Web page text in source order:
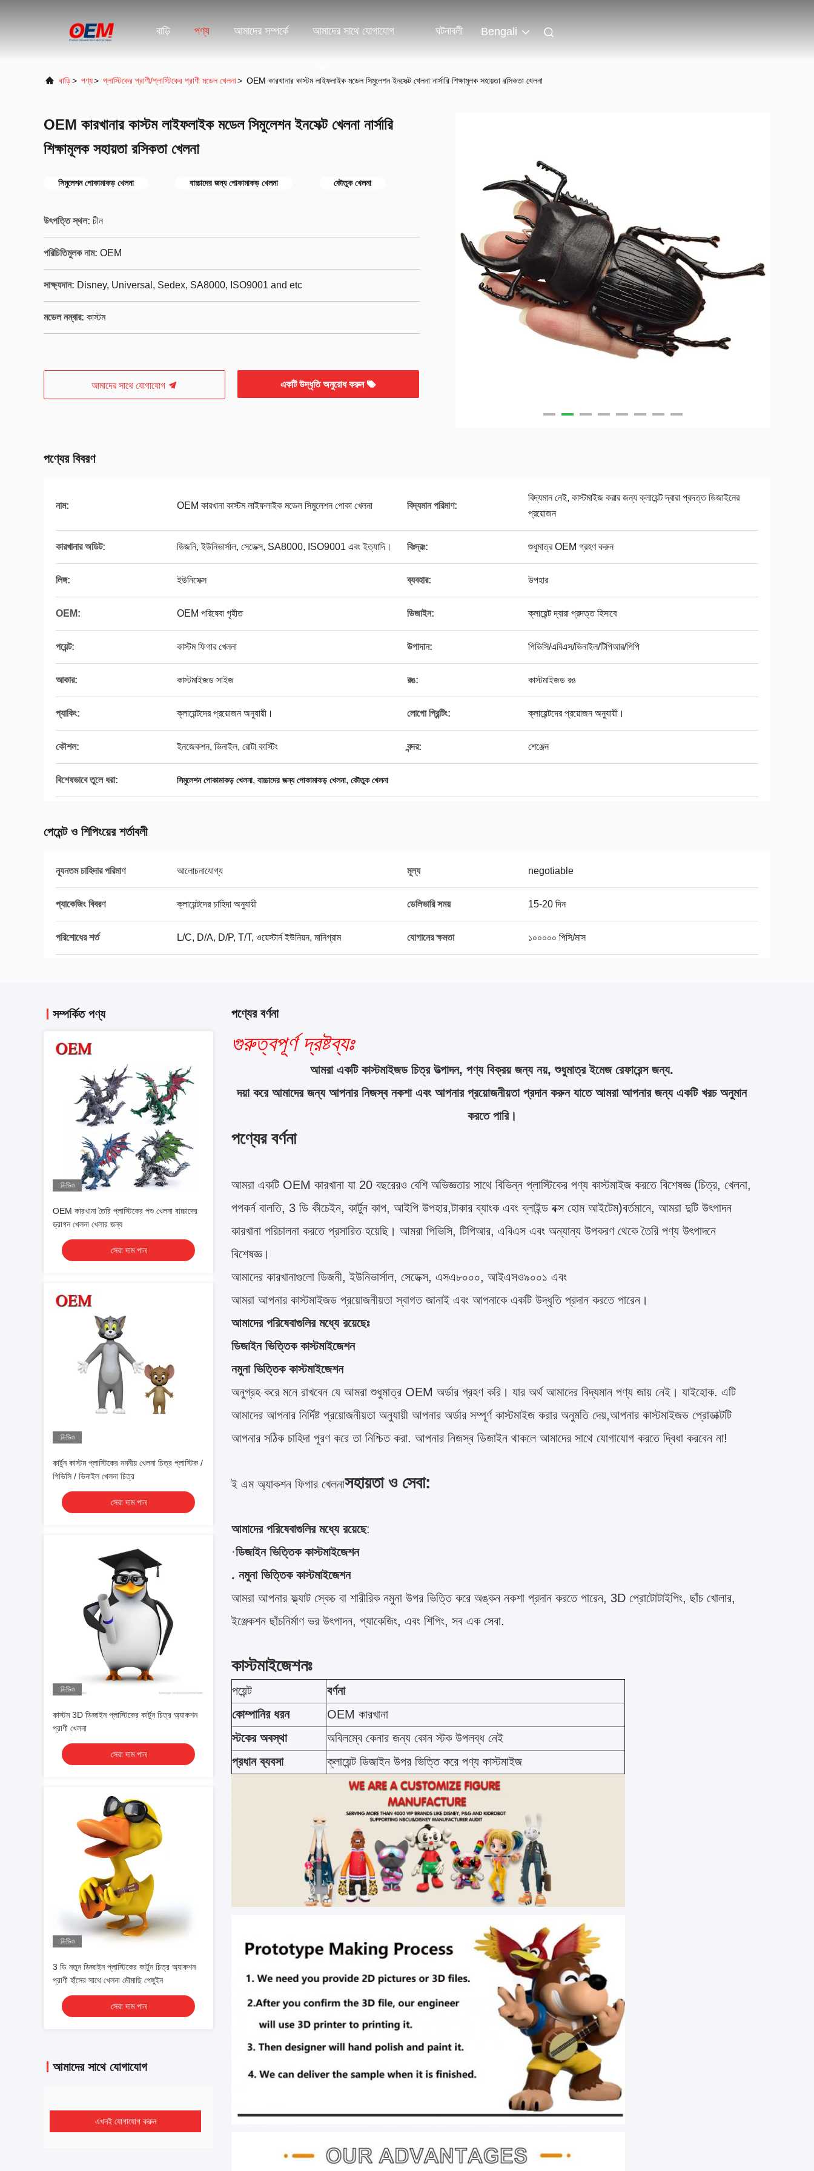
বাড়ি পণ্য আমাদের সম্পর্কে আমাদের সাথে যোগাযোগ ঘটনাবলী Bengali
বাড়ি> পণ্য> প্লাস্টিকের প্রাণী/প্লাস্টিকের প্রাণী মডেল খেলনা> OEM কারখানার কাস্টম লাইফলাইক মডেল সিমুলেশন ইনসেক্ট খেলনা নার্সারি শিক্ষামূলক সহায়তা রসিকতা খেলনা
OEM কারখানার কাস্টম লাইফলাইক মডেল সিমুলেশন ইনসেক্ট খেলনা নার্সারি
শিক্ষামূলক সহায়তা রসিকতা খেলনা
সিমুলেশন পোকামাকড় খেলনা বাচ্চাদের জন্য পোকামাকড় খেলনা কৌতুক খেলনা
উৎপত্তি স্থল: চীন
পরিচিতিমুলক নাম: OEM
সাক্ষ্যদান: Disney, Universal, Sedex, SA8000, ISO9001 and etc
মডেল নম্বার: কাস্টম
আমাদের সাথে যোগাযোগ একটি উদ্ধৃতি অনুরোধ করুন
পণ্যের বিবরণ
নাম: OEM কারখানা কাস্টম লাইফলাইক মডেল সিমুলেশন পোকা খেলনা বিদ্যমান পরিমাণ:
বিদ্যমান নেই, কাস্টমাইজ করার জন্য ক্লায়েন্ট দ্বারা প্রদত্ত ডিজাইনের
প্রয়োজন
কারখানার অডিট: ডিজনি, ইউনিভার্সাল, সেডেক্স, SA8000, ISO9001 এবং ইত্যাদি। বিঃদ্রঃ: শুধুমাত্র OEM গ্রহণ করুন
লিঙ্গ: ইউনিসেক্স ব্যবহার: উপহার
OEM: OEM পরিষেবা গৃহীত ডিজাইন: ক্লায়েন্ট দ্বারা প্রদত্ত হিসাবে
পয়েন্ট: কাস্টম ফিগার খেলনা উপাদান: পিভিসি/এবিএস/ভিনাইল/টিপিআর/পিপি
আকার: কাস্টমাইজড সাইজ রঙ: কাস্টমাইজড রঙ
প্যাকিং: ক্লায়েন্টদের প্রয়োজন অনুযায়ী। লোগো প্রিন্টিং: ক্লায়েন্টদের প্রয়োজন অনুযায়ী।
কৌশল: ইনজেকশন, ভিনাইল, রোটা কাস্টিং বন্দর: শেঞ্জেন
বিশেষভাবে তুলে ধরা: সিমুলেশন পোকামাকড় খেলনা, বাচ্চাদের জন্য পোকামাকড় খেলনা, কৌতুক খেলনা
পেমেন্ট ও শিপিংয়ের শর্তাবলী
ন্যূনতম চাহিদার পরিমাণ আলোচনাযোগ্য মূল্য negotiable
প্যাকেজিং বিবরণ ক্লায়েন্টদের চাহিদা অনুযায়ী ডেলিভারি সময় 15-20 দিন
পরিশোধের শর্ত L/C, D/A, D/P, T/T, ওয়েস্টার্ন ইউনিয়ন, মানিগ্রাম যোগানের ক্ষমতা ১০০০০০ পিসি/মাস
সম্পর্কিত পণ্য
ভিডিও
OEM কারখানা তৈরি প্লাস্টিকের পশু খেলনা বাচ্চাদের
ড্রাগন খেলনা খেলার জন্য
সেরা দাম পান
ভিডিও
কার্টুন কাস্টম প্লাস্টিকের নমনীয় খেলনা চিত্র প্লাস্টিক /
পিভিসি / ভিনাইল খেলনা চিত্র
সেরা দাম পান
ভিডিও
কাস্টম 3D ডিজাইন প্লাস্টিকের কার্টুন চিত্র অ্যাকশন
প্রাণী খেলনা
সেরা দাম পান
ভিডিও
3 ডি নতুন ডিজাইন প্লাস্টিকের কার্টুন চিত্র অ্যাকশন
প্রাণী হাঁসের সাথে খেলনা মৌমাছি পেঙ্গুইন
সেরা দাম পান
আমাদের সাথে যোগাযোগ
এখনই যোগাযোগ করুন
পণ্যের বর্ণনা
গুরুত্বপূর্ণ দ্রষ্টব্যঃ
আমরা একটি কাস্টমাইজড চিত্র উত্পাদন, পণ্য বিক্রয় জন্য নয়, শুধুমাত্র ইমেজ রেফারেন্স জন্য.
দয়া করে আমাদের জন্য আপনার নিজস্ব নকশা এবং আপনার প্রয়োজনীয়তা প্রদান করুন যাতে আমরা আপনার জন্য একটি খরচ অনুমান
করতে পারি।
পণ্যের বর্ণনা
আমরা একটি OEM কারখানা যা 20 বছরেরও বেশি অভিজ্ঞতার সাথে বিভিন্ন প্লাস্টিকের পণ্য কাস্টমাইজ করতে বিশেষজ্ঞ (চিত্র, খেলনা,
পপকর্ন বালতি, 3 ডি কীচেইন, কার্টুন কাপ, আইপি উপহার,টাকার ব্যাংক এবং ব্লাইন্ড বক্স হোম আইটেম)বর্তমানে, আমরা দুটি উৎপাদন
কারখানা পরিচালনা করতে প্রসারিত হয়েছি। আমরা পিভিসি, টিপিআর, এবিএস এবং অন্যান্য উপকরণ থেকে তৈরি পণ্য উৎপাদনে
বিশেষজ্ঞ।
আমাদের কারখানাগুলো ডিজনী, ইউনিভার্সাল, সেডেক্স, এসএ৮০০০, আইএসও৯০০১ এবং
আমরা আপনার কাস্টমাইজড প্রয়োজনীয়তা স্বাগত জানাই এবং আপনাকে একটি উদ্ধৃতি প্রদান করতে পারেন।
আমাদের পরিষেবাগুলির মধ্যে রয়েছেঃ
ডিজাইন ভিত্তিক কাস্টমাইজেশন
নমুনা ভিত্তিক কাস্টমাইজেশন
অনুগ্রহ করে মনে রাখবেন যে আমরা শুধুমাত্র OEM অর্ডার গ্রহণ করি। যার অর্থ আমাদের বিদ্যমান পণ্য জায় নেই। যাইহোক. এটি
আমাদের আপনার নির্দিষ্ট প্রয়োজনীয়তা অনুযায়ী আপনার অর্ডার সম্পূর্ণ কাস্টমাইজ করার অনুমতি দেয়,আপনার কাস্টমাইজড প্রোডাক্টটি
আপনার সঠিক চাহিদা পূরণ করে তা নিশ্চিত করা. আপনার নিজস্ব ডিজাইন থাকলে আমাদের সাথে যোগাযোগ করতে দ্বিধা করবেন না!
ই এম অ্যাকশন ফিগার খেলনাসহায়তা ও সেবা:
আমাদের পরিষেবাগুলির মধ্যে রয়েছে:
·ডিজাইন ভিত্তিক কাস্টমাইজেশন
. নমুনা ভিত্তিক কাস্টমাইজেশন
আমরা আপনার ফ্ল্যাট স্কেচ বা শারীরিক নমুনা উপর ভিত্তি করে অঙ্কন নকশা প্রদান করতে পারেন, 3D প্রোটোটাইপিং, ছাঁচ খোলার,
ইঞ্জেকশন ছাঁচনির্মাণ ভর উৎপাদন, প্যাকেজিং, এবং শিপিং, সব এক সেবা.
কাস্টমাইজেশনঃ
পয়েন্ট
বর্ণনা
কোম্পানির ধরন
OEM কারখানা
স্টকের অবস্থা
অবিলম্বে কেনার জন্য কোন স্টক উপলব্ধ নেই
প্রধান ব্যবসা
ক্লায়েন্ট ডিজাইন উপর ভিত্তি করে পণ্য কাস্টমাইজ